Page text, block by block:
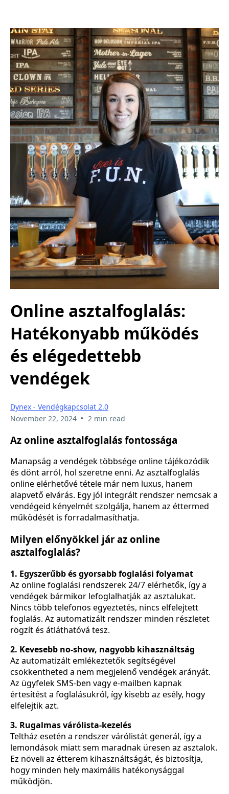
Online asztalfoglalás:
Hatékonyabb működés
és elégedettebb
vendégek
Dynex - Vendégkapcsolat 2.0
November 22, 2024 • 2 min read
Az online asztalfoglalás fontossága
Manapság a vendégek többsége online tájékozódik
és dönt arról, hol szeretne enni. Az asztalfoglalás
online elérhetővé tétele már nem luxus, hanem
alapvető elvárás. Egy jól integrált rendszer nemcsak a
vendégeid kényelmét szolgálja, hanem az éttermed
működését is forradalmasíthatja.
Milyen előnyökkel jár az online
asztalfoglalás?
1. Egyszerűbb és gyorsabb foglalási folyamat
Az online foglalási rendszerek 24/7 elérhetők, így a
vendégek bármikor lefoglalhatják az asztalukat.
Nincs több telefonos egyeztetés, nincs elfelejtett
foglalás. Az automatizált rendszer minden részletet
rögzít és átláthatóvá tesz.
2. Kevesebb no-show, nagyobb kihasználtság
Az automatizált emlékeztetők segítségével
csökkentheted a nem megjelenő vendégek arányát.
Az ügyfelek SMS-ben vagy e-mailben kapnak
értesítést a foglalásukról, így kisebb az esély, hogy
elfelejtik azt.
3. Rugalmas várólista-kezelés
Teltház esetén a rendszer várólistát generál, így a
lemondások miatt sem maradnak üresen az asztalok.
Ez növeli az étterem kihasználtságát, és biztosítja,
hogy minden hely maximális hatékonysággal
működjön.